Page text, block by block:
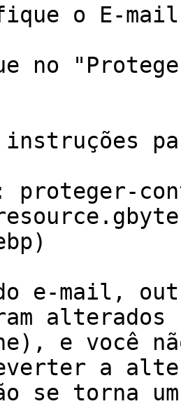
o E-mail
no
proteger-
e-mail,
alterados
e você
a
se torna